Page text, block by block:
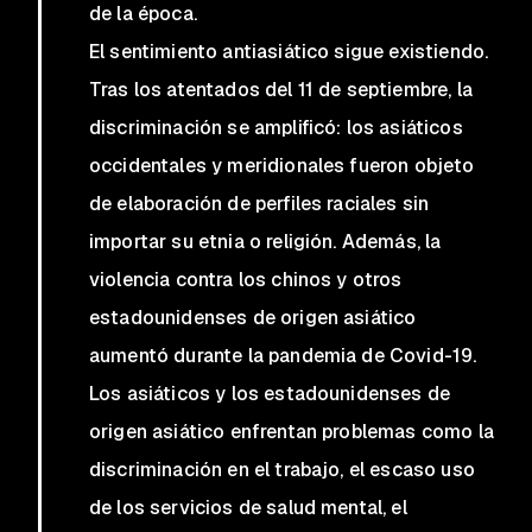
de la época.
El sentimiento antiasiático sigue existiendo.
Tras los atentados del 11 de septiembre, la
discriminación se amplificó: los asiáticos
occidentales y meridionales fueron objeto
de elaboración de perfiles raciales sin
importar su etnia o religión. Además, la
violencia contra los chinos y otros
estadounidenses de origen asiático
aumentó durante la pandemia de Covid-19.
Los asiáticos y los estadounidenses de
origen asiático enfrentan problemas como la
discriminación en el trabajo, el escaso uso
de los servicios de salud mental, el